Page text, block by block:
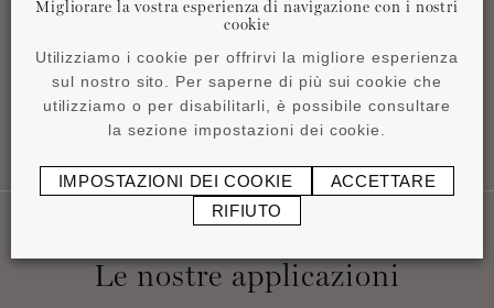
Le nostre applicazioni
Migliorare la vostra esperienza di navigazione con i nostri
cookie
Utilizziamo i cookie per offrirvi la migliore esperienza
sul nostro sito. Per saperne di più sui cookie che
utilizziamo o per disabilitarli, è possibile consultare
la sezione impostazioni dei cookie.
IMPOSTAZIONI DEI COOKIE
ACCETTARE
RIFIUTO